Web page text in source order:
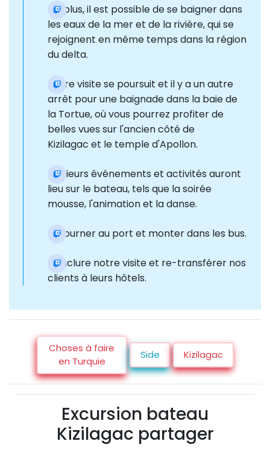
De plus, il est possible de se baigner dans
les eaux de la mer et de la rivière, qui se
rejoignent en même temps dans la région
du delta.
Notre visite se poursuit et il y a un autre
arrêt pour une baignade dans la baie de
la Tortue, où vous pourrez profiter de
belles vues sur l'ancien côté de
Kizilagac et le temple d'Apollon.
Plusieurs événements et activités auront
lieu sur le bateau, tels que la soirée
mousse, l'animation et la danse.
Retourner au port et monter dans les bus.
Conclure notre visite et re-transférer nos
clients à leurs hôtels.
Choses à faire
en Turquie
Side Kizilagac
Excursion bateau
Kizilagac partager